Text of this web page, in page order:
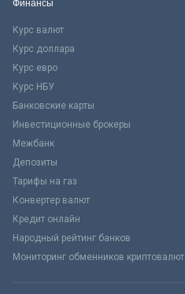
Финансы
Курс валют
Курс доллара
Курс евро
Курс НБУ
Банковские карты
Инвестиционные брокеры
Межбанк
Депозиты
Тарифы на газ
Конвертер валют
Кредит онлайн
Народный рейтинг банков
Мониторинг обменников криптовалют